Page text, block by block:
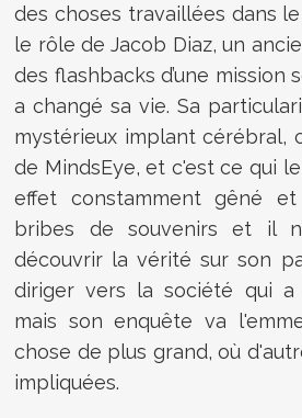
des choses travaillées dans
le rôle de Jacob Diaz, un
des flashbacks d’une mission
a changé sa vie. Sa
mystérieux implant cérébral,
de MindsEye, et c'est ce qui
effet constamment gêné
bribes de souvenirs et il
découvrir la vérité sur son
diriger vers la société qui
mais son enquête va
chose de plus grand, où
impliquées.